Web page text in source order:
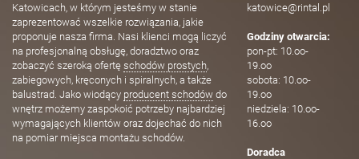
Katowicach, w którym jesteśmy w stanie
zaprezentować wszelkie rozwiązania, jakie
proponuje nasza firma. Nasi klienci mogą liczyć
na profesjonalną obsługę, doradztwo oraz
zobaczyć szeroką ofertę schodów prostych,
zabiegowych, kręconych i spiralnych, a także
balustrad. Jako wiodący producent schodów do
wnętrz możemy zaspokoić potrzeby najbardziej
wymagających klientów oraz dojechać do nich
na pomiar miejsca montażu schodów.
katowice@rintal.pl
Godziny otwarcia:
pon-pt: 10.oo-
19.oo
sobota: 10.oo-
19.oo
niedziela: 10.oo-
16.oo
Doradca